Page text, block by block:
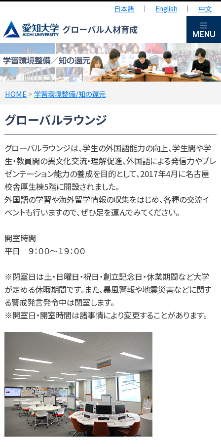
日本語 ｜ English ｜ 中文
HOME > 学習環境整備/知の還元
グローバルラウンジ
グローバルラウンジは、学生の外国語能力の向上、学生間や学
生・教員間の異文化交流・理解促進、外国語による発信力やプレ
ゼンテーション能力の養成を目的として、2017年4月に名古屋
校舎厚生棟5階に開設されました。
外国語の学習や海外留学情報の収集をはじめ、各種の交流イ
ベントも行いますので、ぜひ足を運んでみてください。
開室時間
平日 ９：００～１９：００
※閉室日は土・日曜日・祝日・創立記念日・休業期間など大学
が定める休暇期間です。また、暴風警報や地震災害などに関す
る警戒発言発令中は閉室します。
※開室日・開室時間は諸事情により変更することがあります。